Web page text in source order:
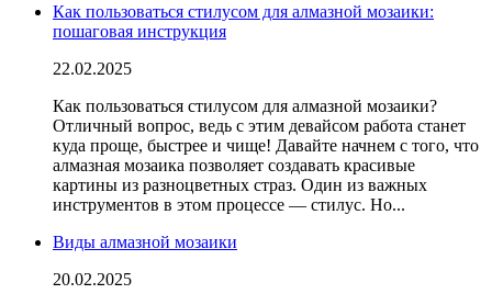
Как пользоваться стилусом для алмазной мозаики:
пошаговая инструкция
22.02.2025
Как пользоваться стилусом для алмазной мозаики?
Отличный вопрос, ведь с этим девайсом работа станет
куда проще, быстрее и чище! Давайте начнем с того, что
алмазная мозаика позволяет создавать красивые
картины из разноцветных страз. Один из важных
инструментов в этом процессе — стилус. Но...
Виды алмазной мозаики
20.02.2025